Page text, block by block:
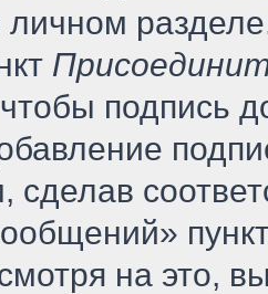
личном
подпись
сделав
на это,